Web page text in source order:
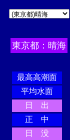
東京都：晴海
最高高潮面
平均水面
日 出
正 中
日 没